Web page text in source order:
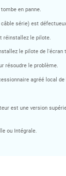
en panne.
série) est
réinstallez le pilote.
le pilote de l'écran
résoudre le problème.
agréé local
est une version
ou Intégrale.